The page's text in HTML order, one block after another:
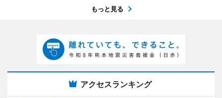
もっと見る
アクセスランキング